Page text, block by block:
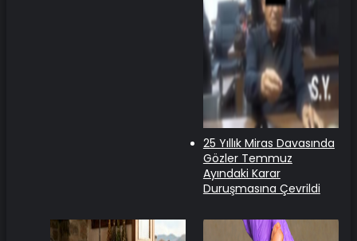
25 Yıllık Miras Davasında
Gözler Temmuz
Ayındaki Karar
Duruşmasına Çevrildi